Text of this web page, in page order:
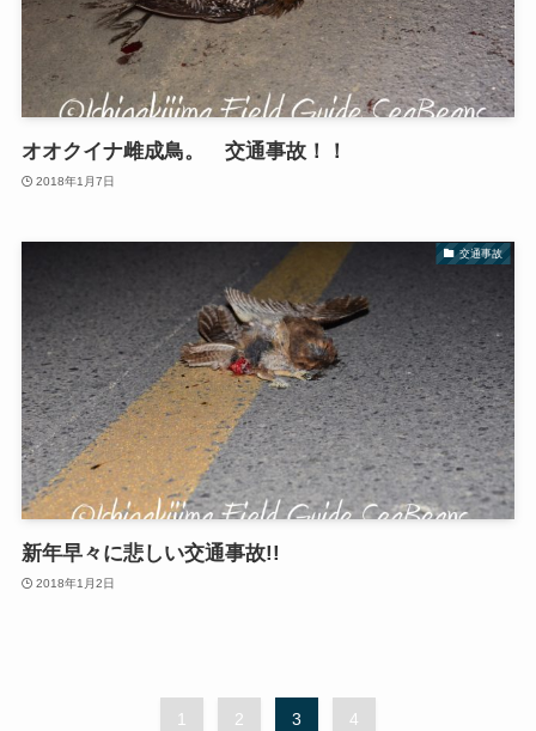
オオクイナ雌成鳥。 交通事故！！
2018年1月7日
交通事故
新年早々に悲しい交通事故!!
2018年1月2日
1 2 3 4